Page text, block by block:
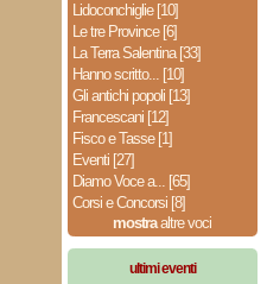
Lidoconchiglie [10]
Le tre Province [6]
La Terra Salentina [33]
Hanno scritto... [10]
Gli antichi popoli [13]
Francescani [12]
Fisco e Tasse [1]
Eventi [27]
Diamo Voce a... [65]
Corsi e Concorsi [8]
mostraaltre voci
ultimi eventi